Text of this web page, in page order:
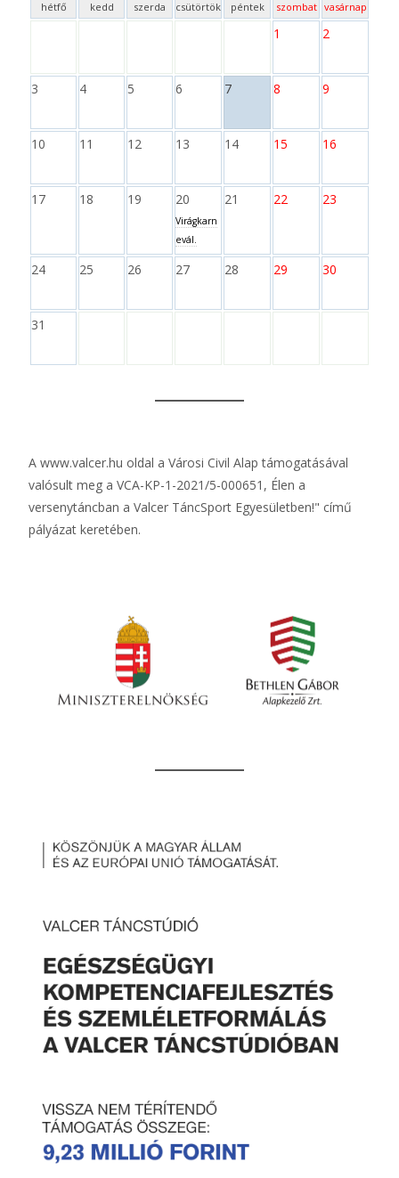
hétfő kedd szerda csütörtök péntek szombat vasárnap
1 2
3 4 5 6 7 8 9
10 11 12 13 14 15 16
17 18 19 20
Virágkarn
evál.
21 22 23
24 25 26 27 28 29 30
31
A www.valcer.hu oldal a Városi Civil Alap támogatásával
valósult meg a VCA-KP-1-2021/5-000651, Élen a
versenytáncban a Valcer TáncSport Egyesületben!" című
pályázat keretében.